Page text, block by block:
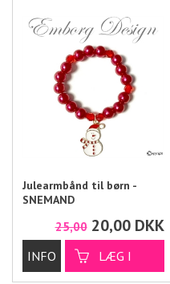
Julearmbånd til børn -
SNEMAND
25,00 20,00 DKK